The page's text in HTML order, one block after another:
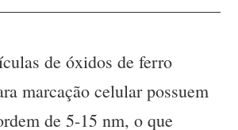
de óxidos de ferro
marcação celular possuem
de 5-15 nm, o que